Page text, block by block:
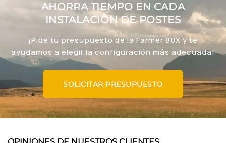
AHORRA TIEMPO EN CADA
INSTALACIÓN DE POSTES
¡Pide tu presupuesto de la Farmer 80X y te
ayudamos a elegir la configuración más adecuada!
SOLICITAR PRESUPUESTO